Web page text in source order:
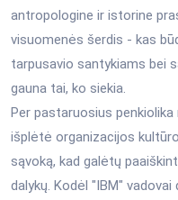
antropologine ir istorine
visuomenės šerdis - kas
tarpusavio santykiams bei
gauna tai, ko siekia.
Per pastaruosius
išplėtė organizacijos
sąvoką, kad galėtų
dalykų. Kodėl "IBM" vadovai